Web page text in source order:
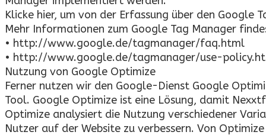
Klicke hier, um von der Erfassung über den Google
Mehr Informationen zum Google Tag Manager
• http://www.google.de/tagmanager/faq.html
• http://www.google.de/tagmanager/use-
Nutzung von Google Optimize
Ferner nutzen wir den Google-Dienst Google
Tool. Google Optimize ist eine Lösung, damit
Optimize analysiert die Nutzung verschiedener
Nutzer auf der Website zu verbessern. Von